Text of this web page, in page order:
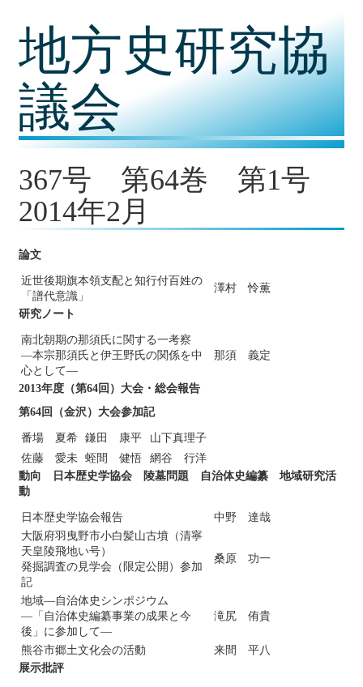
地方史研究協
議会
367号 第64巻 第1号
2014年2月
論文
近世後期旗本領支配と知行付百姓の
「譜代意識」
澤村 怜薫
研究ノート
南北朝期の那須氏に関する一考察
―本宗那須氏と伊王野氏の関係を中
心として―
那須 義定
2013年度（第64回）大会・総会報告
第64回（金沢）大会参加記
番場 夏希 鎌田 康平
山下真理子
佐藤 愛未 蛭間 健悟
網谷 行洋
動向 日本歴史学協会 陵墓問題 自治体史編纂 地域研究活
動
日本歴史学協会報告
中野 達哉
大阪府羽曳野市小白髪山古墳（清寧
天皇陵飛地い号）
発掘調査の見学会（限定公開）参加
記
桑原 功一
地域―自治体史シンポジウム
―「自治体史編纂事業の成果と今
後」に参加して―
滝尻 侑貴
熊谷市郷土文化会の活動
来間 平八
展示批評